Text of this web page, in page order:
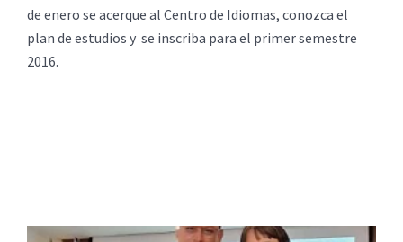
de enero se acerque al Centro de Idiomas, conozca el
plan de estudios y se inscriba para el primer semestre
2016.